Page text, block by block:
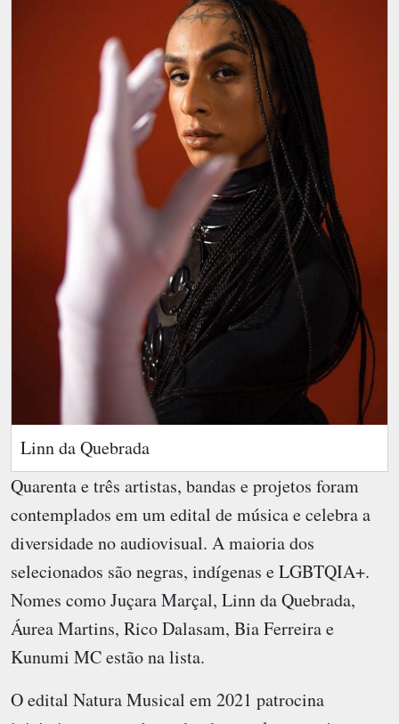
Linn da Quebrada
Quarenta e três artistas, bandas e projetos foram
contemplados em um edital de música e celebra a
diversidade no audiovisual. A maioria dos
selecionados são negras, indígenas e LGBTQIA+.
Nomes como Juçara Marçal, Linn da Quebrada,
Áurea Martins, Rico Dalasam, Bia Ferreira e
Kunumi MC estão na lista.
O edital Natura Musical em 2021 patrocina